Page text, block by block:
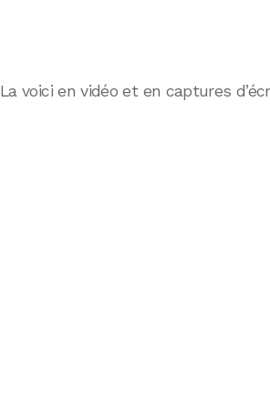
La voici en vidéo et en captures